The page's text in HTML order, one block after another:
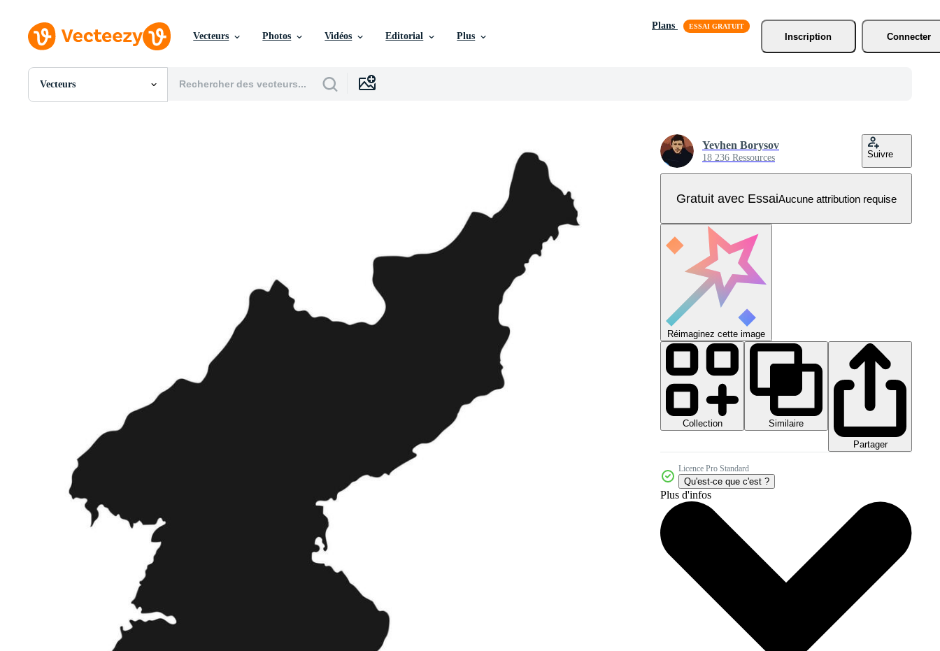
Vecteurs Photos Vidéos Editorial Plus
Plans
Inscription
Connecter
Vecteurs
Toutes Images
Yevhen Borysov
18 236 Ressources Suivre
Gratuit avec EssaiAucune attribution requise
Réimaginez cette image
Collection
Similaire
Partager
Licence Pro Standard
Qu'est-ce que c'est ?
Plus d'infos